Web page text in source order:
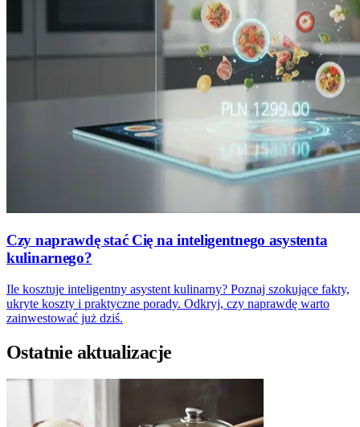
Czy naprawdę stać Cię na inteligentnego asystenta
kulinarnego?
Ile kosztuje inteligentny asystent kulinarny? Poznaj szokujące fakty,
ukryte koszty i praktyczne porady. Odkryj, czy naprawdę warto
zainwestować już dziś.
Ostatnie aktualizacje